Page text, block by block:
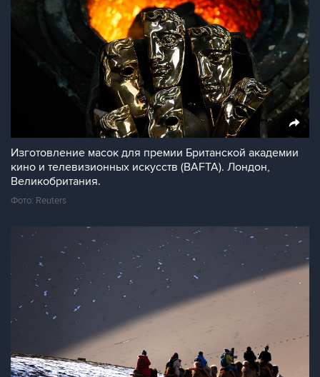
Изготовление масок для премии Британской академии
кино и телевизионных искусств (BAFTA). Лондон,
Великобритания.
Фото: Reuters